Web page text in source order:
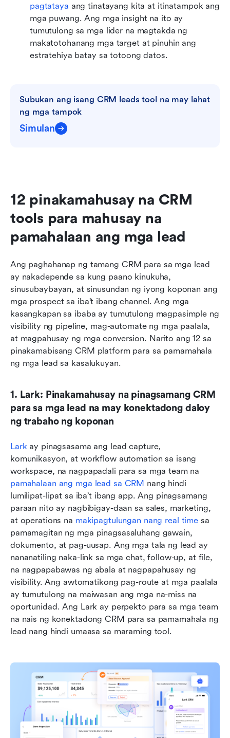
pagtataya ang tinatayang kita at itinatampok ang
mga puwang. Ang mga insight na ito ay
tumutulong sa mga lider na magtakda ng
makatotohanang mga target at pinuhin ang
estratehiya batay sa totoong datos.
Subukan ang isang CRM leads tool na may lahat
ng mga tampok
Simulan
12 pinakamahusay na CRM
tools para mahusay na
pamahalaan ang mga lead
Ang paghahanap ng tamang CRM para sa mga lead
ay nakadepende sa kung paano kinukuha,
sinusubaybayan, at sinusundan ng iyong koponan ang
mga prospect sa iba’t ibang channel. Ang mga
kasangkapan sa ibaba ay tumutulong magpasimple ng
visibility ng pipeline, mag-automate ng mga paalala,
at magpahusay ng mga conversion. Narito ang 12 sa
pinakamabisang CRM platform para sa pamamahala
ng mga lead sa kasalukuyan.
1. Lark: Pinakamahusay na pinagsamang CRM
para sa mga lead na may konektadong daloy
ng trabaho ng koponan
Lark ay pinagsasama ang lead capture,
komunikasyon, at workflow automation sa isang
pamahalaan ang mga lead sa CRM nang hindi
lumilipat-lipat sa iba’t ibang app. Ang pinagsamang
paraan nito ay nagbibigay-daan sa sales, marketing,
at operations na makipagtulungan nang real time sa
pamamagitan ng mga pinagsasaluhang gawain,
dokumento, at pag-uusap. Ang mga tala ng lead ay
nananatiling naka-link sa mga chat, follow-up, at file,
na nagpapabawas ng abala at nagpapahusay ng
visibility. Ang awtomatikong pag-route at mga paalala
ay tumutulong na maiwasan ang mga na-miss na
oportunidad. Ang Lark ay perpekto para sa mga team
na nais ng konektadong CRM para sa pamamahala ng
lead nang hindi umaasa sa maraming tool.